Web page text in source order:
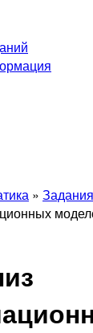
»